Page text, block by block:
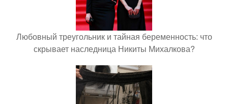
Любовный треугольник и тайная беременность: что
скрывает наследница Никиты Михалкова?